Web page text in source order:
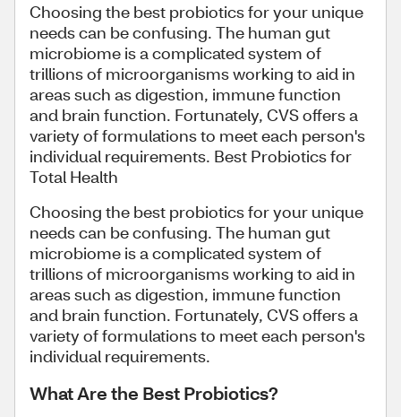
Choosing the best probiotics for your unique
needs can be confusing. The human gut
microbiome is a complicated system of
trillions of microorganisms working to aid in
areas such as digestion, immune function
and brain function. Fortunately, CVS offers a
variety of formulations to meet each person's
individual requirements. Best Probiotics for
Total Health
Choosing the best probiotics for your unique
needs can be confusing. The human gut
microbiome is a complicated system of
trillions of microorganisms working to aid in
areas such as digestion, immune function
and brain function. Fortunately, CVS offers a
variety of formulations to meet each person's
individual requirements.
What Are the Best Probiotics?